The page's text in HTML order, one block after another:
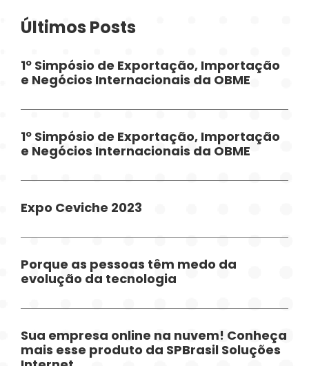
Últimos Posts
1º Simpósio de Exportação, Importação
e Negócios Internacionais da OBME
1º Simpósio de Exportação, Importação
e Negócios Internacionais da OBME
Expo Ceviche 2023
Porque as pessoas têm medo da
evolução da tecnologia
Sua empresa online na nuvem! Conheça
mais esse produto da SPBrasil Soluções